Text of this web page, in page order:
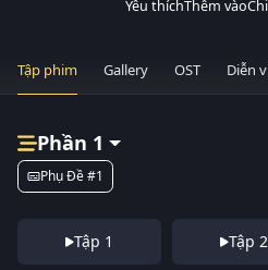
Yêu thíchThêm vào
Tập phim Gallery OST Diễn
Phần 1
Phụ Đề #1
Tập 1 Tập 2